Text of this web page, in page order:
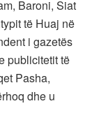
Baroni, Siat
të Huaj në
i gazetës
publicitetit të
Pasha,
dhe u